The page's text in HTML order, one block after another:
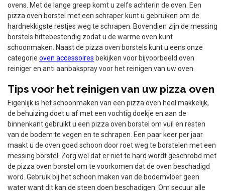
ovens. Met de lange greep komt u zelfs achterin de oven. Een
pizza oven borstel met een schraper kunt u gebruiken om de
hardnekkigste restjes weg te schrapen. Bovendien zijn de messing
borstels hittebestendig zodat u de warme oven kunt
schoonmaken. Naast de pizza oven borstels kunt u eens onze
categorie oven accessoires bekijken voor bijvoorbeeld oven
reiniger en anti aanbakspray voor het reinigen van uw oven.
Tips voor het reinigen van uw pizza oven
Eigenlijk is het schoonmaken van een pizza oven heel makkelijk,
de behuizing doet u af met een vochtig doekje en aan de
binnenkant gebruikt u een pizza oven borstel om vuil en resten
van de bodem te vegen en te schrapen. Een paar keer per jaar
maakt u de oven goed schoon door roet weg te borstelen met een
messing borstel. Zorg wel dat er niet te hard wordt geschrobd met
de pizza oven borstel om te voorkomen dat de oven beschadigd
word. Gebruik bij het schoon maken van de bodemvloer geen
water want dit kan de steen doen beschadigen. Om secuur alle